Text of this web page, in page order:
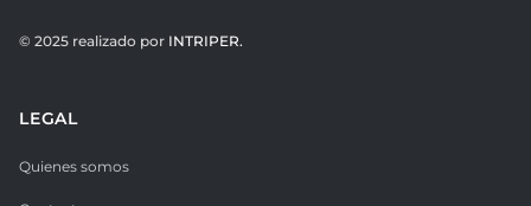
© 2025 realizado por INTRIPER.
LEGAL
Quienes somos